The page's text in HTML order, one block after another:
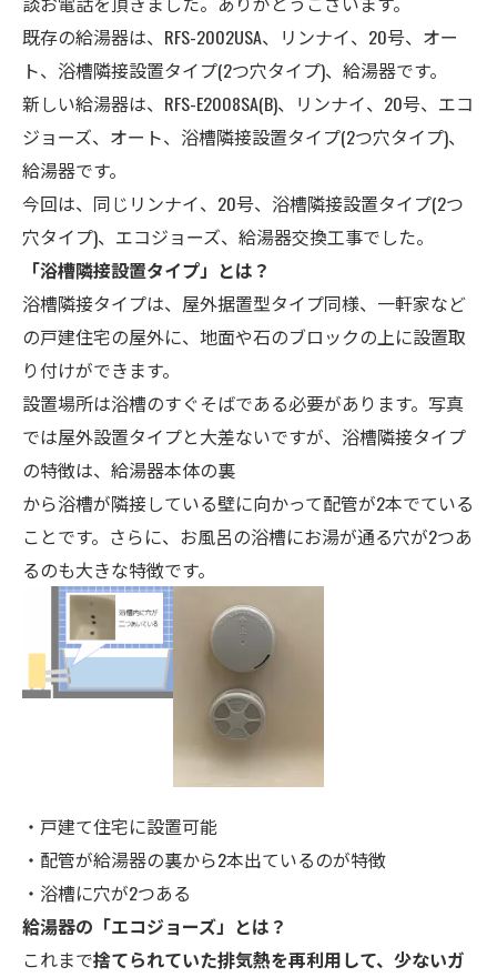
既存の給湯器は、RFS-2002USA、リンナイ、 20号、オー
ト、浴槽隣接設置タイプ(2つ穴タイプ)、給湯器です。
新しい給湯器は、RFS-E2008SA(B)、リンナイ、20号、エコ
ジョーズ、オート、浴槽隣接設置タイプ(2つ穴タイプ)、
給湯器です。
今回は、同じリンナイ、20号、浴槽隣接設置タイプ(2つ
穴タイプ)、 エコジョーズ、給湯器交換工事でした。
「浴槽隣接設置タイプ」とは？
浴槽隣接タイプは、屋外据置型タイプ同様、一軒家など
の戸建住宅の屋外に、地面や石のブロックの上に設置取
り付けができます。
設置場所は浴槽のすぐそばである必要があります。写真
では屋外設置タイプと大差ないですが、浴槽隣接タイプ
の特徴は、給湯器本体の裏
から浴槽が隣接している壁に向かって配管が2本でている
ことです。さらに、お風呂の浴槽にお湯が通る穴が2つあ
るのも大きな特徴です。
・戸建て住宅に設置可能
・配管が給湯器の裏から2本出ているのが特徴
・浴槽に穴が2つある
給湯器の「エコジョーズ」とは？
これまで捨てられていた排気熱を再利用して、少ないガ